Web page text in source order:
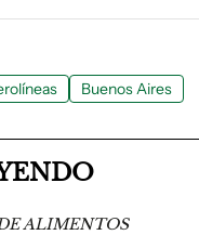
Buenos Aires
ALIMENTOS